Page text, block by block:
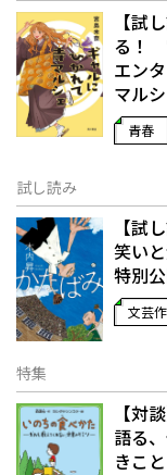
【試
る！
エン
マル
青春
試し読み
【試
笑い
特別公
文芸
特集
【対
語る
きこと